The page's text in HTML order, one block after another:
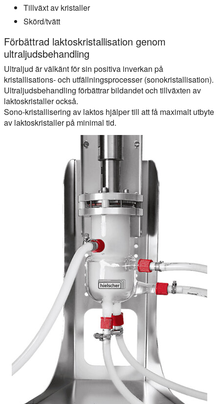
Tillväxt av kristaller
Skörd/tvätt
Förbättrad laktoskristallisation genom
ultraljudsbehandling
Ultraljud är välkänt för sin positiva inverkan på
kristallisations- och utfällningsprocesser (sonokristallisation).
Ultraljudsbehandling förbättrar bildandet och tillväxten av
laktoskristaller också.
Sono-kristallisering av laktos hjälper till att få maximalt utbyte
av laktoskristaller på minimal tid.